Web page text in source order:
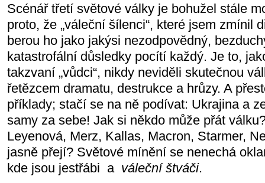
Scénář třetí světové války je bohužel stále
proto, že „váleční šílenci“, které jsem zmínil
berou ho jako jakýsi nezodpovědný,
katastrofální důsledky pocítí každý. Je to,
takzvaní „vůdci“, nikdy neviděli skutečnou
řetězcem dramatu, destrukce a hrůzy. A
příklady; stačí se na ně podívat: Ukrajina a
samy za sebe! Jak si někdo může přát
Leyenová, Merz, Kallas, Macron, Starmer,
jasně přejí? Světové mínění se nenechá
kde jsou jestřábi a váleční štváči.